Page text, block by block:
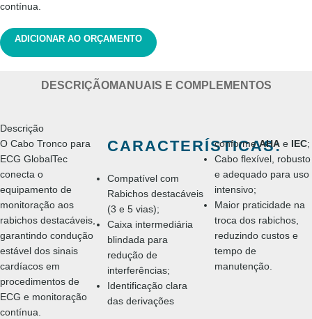
contínua.
ADICIONAR AO ORÇAMENTO
DESCRIÇÃOMANUAIS E COMPLEMENTOS
Descrição
O Cabo Tronco para
ECG GlobalTec
conecta o
equipamento de
monitoração aos
rabichos destacáveis,
garantindo condução
estável dos sinais
cardíacos em
procedimentos de
ECG e monitoração
contínua.
CARACTERÍSTICAS:
Compatível com
Rabichos destacáveis
(3 e 5 vias);
Caixa intermediária
blindada para
redução de
interferências;
Identificação clara
das derivações
conformeAHA e IEC;
Cabo flexível, robusto
e adequado para uso
intensivo;
Maior praticidade na
troca dos rabichos,
reduzindo custos e
tempo de
manutenção.